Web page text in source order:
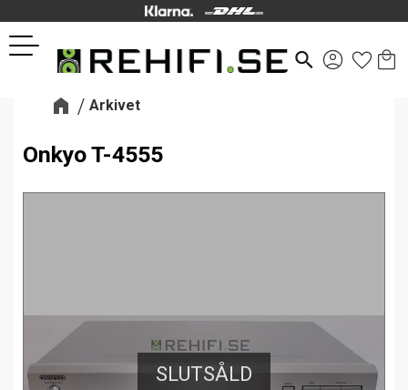
Meny
search
Arkivet
Onkyo T-4555
SLUTSÅLD